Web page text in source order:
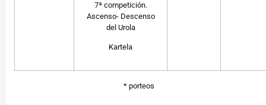
7ª competición.
Ascenso- Descenso
del Urola
Kartela
* porteos